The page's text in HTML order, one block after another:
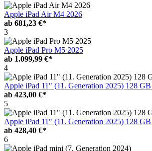
Apple iPad Air M4 2026
ab 681,23 €*
3
Apple iPad Pro M5 2025
ab 1.099,99 €*
4
Apple iPad 11" (11. Generation 2025) 128
ab 423,00 €*
5
Apple iPad 11" (11. Generation 2025) 128
ab 428,40 €*
6